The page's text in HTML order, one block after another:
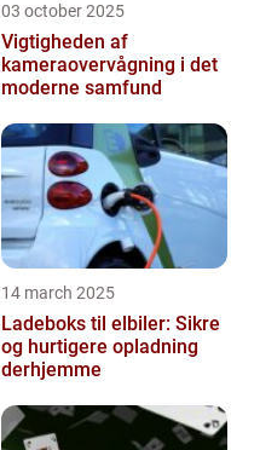
03 october 2025
Vigtigheden af
kameraovervågning i det
moderne samfund
14 march 2025
Ladeboks til elbiler: Sikre
og hurtigere opladning
derhjemme